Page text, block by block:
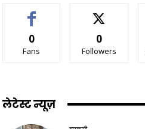
0
Fans
0
Followers
लेटेस्ट न्यूज़